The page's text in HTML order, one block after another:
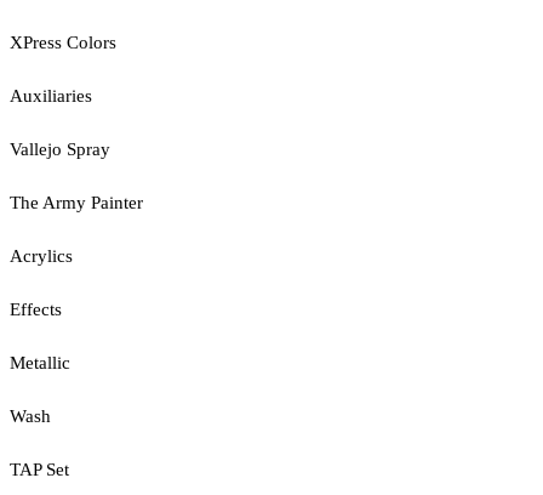
XPress Colors
Auxiliaries
Vallejo Spray
The Army Painter
Acrylics
Effects
Metallic
Wash
TAP Set